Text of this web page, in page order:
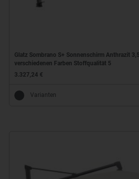
Glatz Sombrano S+ Sonnenschirm Anthrazit
verschiedenen Farben Stoffqualität 5
3.327,24 €
Varianten